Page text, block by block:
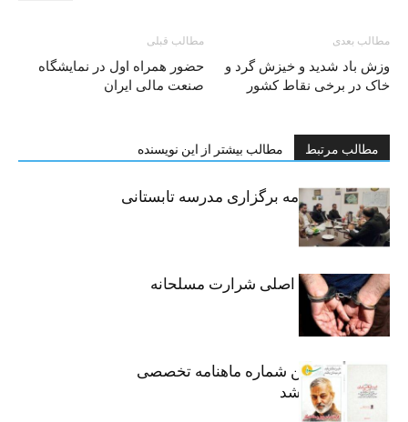
مطالب قبلی
حضور همراه اول در نمایشگاه
صنعت مالی ایران
مطالب بعدی
وزش باد شدید و خیزش گرد و
خاک در برخی نقاط کشور
مطالب مرتبط مطالب بیشتر از این نویسنده
امضای تفاهم‌نامه برگزاری مدرسه تابستانی
مهارتی
دستگیری متهم اصلی شرارت مسلحانه
هشتاد و هفتمین شماره ماهنامه تخصصی
«سرو» منتشر شد